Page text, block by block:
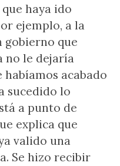
haya ido
ejemplo, a la
gobierno que
no le dejaría
acabado
sucedido lo
a punto de
explica que
valido una
Se hizo recibir